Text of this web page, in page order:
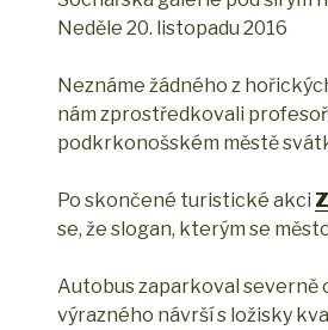
Neděle 20. listopadu 2016
Neznáme žádného z
nám zprostředkovali
podkrkonošském městě
Po skončené turistické akci
se, že slogan, kterým se
Autobus zaparkoval severně
výrazného návrší s ložisky